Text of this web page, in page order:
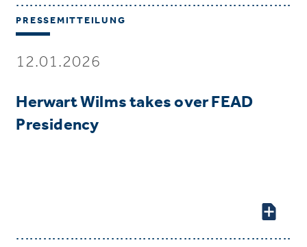
PRESSEMITTEILUNG
12.01.2026
Herwart Wilms takes over FEAD
Presidency